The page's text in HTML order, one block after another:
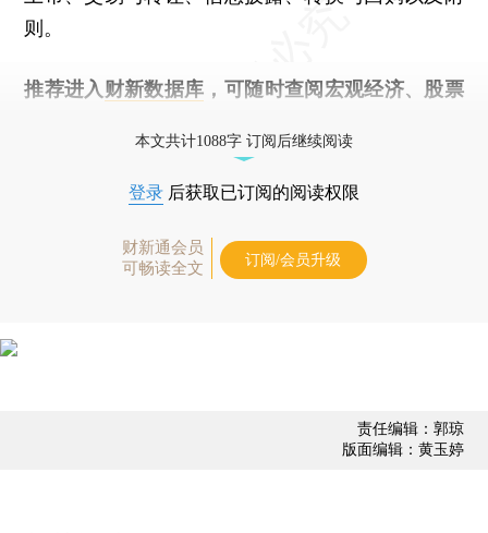
则。
推荐进入 财新数据库 ，可随时查阅宏观经济、股票
本文共计1088字 订阅后继续阅读
登录 后获取已订阅的阅读权限
财新通会员
可畅读全文
订阅/会员升级
责任编辑：郭琼
版面编辑：黄玉婷